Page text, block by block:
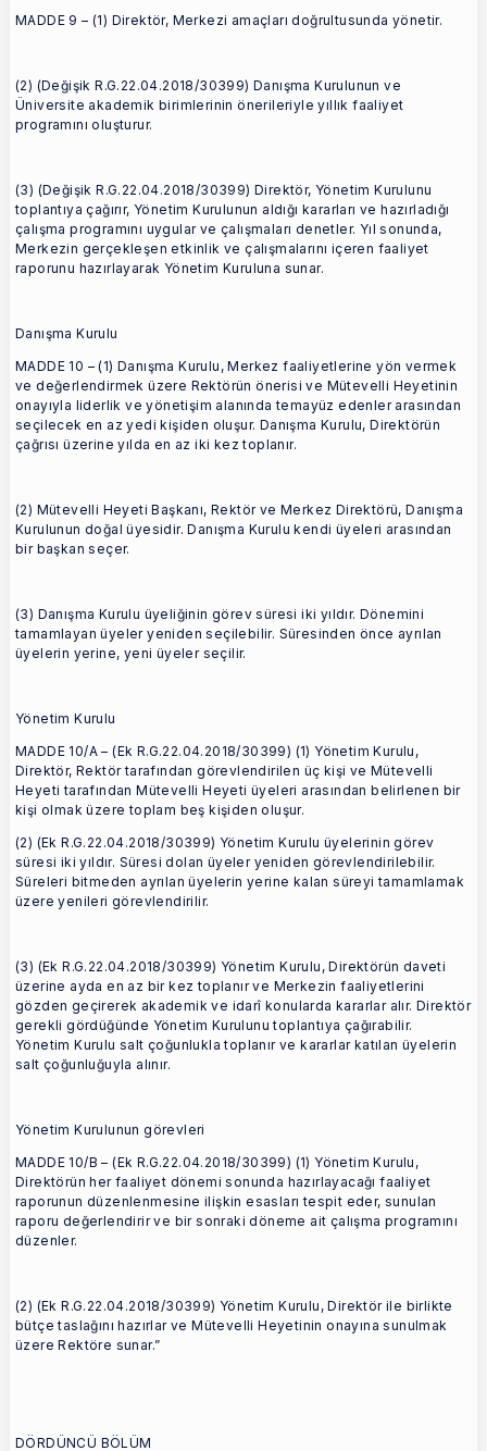
MADDE 9 – (1) Direktör, Merkezi amaçları doğrultusunda yönetir.
(2) (Değişik R.G.22.04.2018/30399) Danışma Kurulunun ve
Üniversite akademik birimlerinin önerileriyle yıllık faaliyet
programını oluşturur.
(3) (Değişik R.G.22.04.2018/30399) Direktör, Yönetim Kurulunu
toplantıya çağırır, Yönetim Kurulunun aldığı kararları ve hazırladığı
çalışma programını uygular ve çalışmaları denetler. Yıl sonunda,
Merkezin gerçekleşen etkinlik ve çalışmalarını içeren faaliyet
raporunu hazırlayarak Yönetim Kuruluna sunar.
Danışma Kurulu
MADDE 10 – (1) Danışma Kurulu, Merkez faaliyetlerine yön vermek
ve değerlendirmek üzere Rektörün önerisi ve Mütevelli Heyetinin
onayıyla liderlik ve yönetişim alanında temayüz edenler arasından
seçilecek en az yedi kişiden oluşur. Danışma Kurulu, Direktörün
çağrısı üzerine yılda en az iki kez toplanır.
(2) Mütevelli Heyeti Başkanı, Rektör ve Merkez Direktörü, Danışma
Kurulunun doğal üyesidir. Danışma Kurulu kendi üyeleri arasından
bir başkan seçer.
(3) Danışma Kurulu üyeliğinin görev süresi iki yıldır. Dönemini
tamamlayan üyeler yeniden seçilebilir. Süresinden önce ayrılan
üyelerin yerine, yeni üyeler seçilir.
Yönetim Kurulu
MADDE 10/A – (Ek R.G.22.04.2018/30399) (1) Yönetim Kurulu,
Direktör, Rektör tarafından görevlendirilen üç kişi ve Mütevelli
Heyeti tarafından Mütevelli Heyeti üyeleri arasından belirlenen bir
kişi olmak üzere toplam beş kişiden oluşur.
(2) (Ek R.G.22.04.2018/30399) Yönetim Kurulu üyelerinin görev
süresi iki yıldır. Süresi dolan üyeler yeniden görevlendirilebilir.
Süreleri bitmeden ayrılan üyelerin yerine kalan süreyi tamamlamak
üzere yenileri görevlendirilir.
(3) (Ek R.G.22.04.2018/30399) Yönetim Kurulu, Direktörün daveti
üzerine ayda en az bir kez toplanır ve Merkezin faaliyetlerini
gözden geçirerek akademik ve idarî konularda kararlar alır. Direktör
gerekli gördüğünde Yönetim Kurulunu toplantıya çağırabilir.
Yönetim Kurulu salt çoğunlukla toplanır ve kararlar katılan üyelerin
salt çoğunluğuyla alınır.
Yönetim Kurulunun görevleri
MADDE 10/B – (Ek R.G.22.04.2018/30399) (1) Yönetim Kurulu,
Direktörün her faaliyet dönemi sonunda hazırlayacağı faaliyet
raporunun düzenlenmesine ilişkin esasları tespit eder, sunulan
raporu değerlendirir ve bir sonraki döneme ait çalışma programını
düzenler.
(2) (Ek R.G.22.04.2018/30399) Yönetim Kurulu, Direktör ile birlikte
bütçe taslağını hazırlar ve Mütevelli Heyetinin onayına sunulmak
üzere Rektöre sunar.”
DÖRDÜNCÜ BÖLÜM